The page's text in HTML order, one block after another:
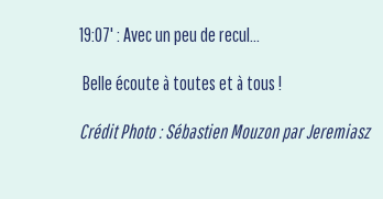
19:07' : Avec un peu de recul…
Belle écoute à toutes et à tous !
Crédit Photo : Sébastien Mouzon par Jeremiasz